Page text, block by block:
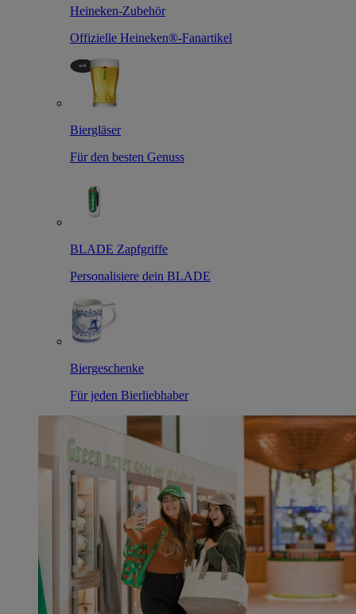
Heineken-Zubehör
Offizielle Heineken®-Fanartikel
Biergläser
Für den besten Genuss
BLADE Zapfgriffe
Personalisiere dein BLADE
Biergeschenke
Für jeden Bierliebhaber